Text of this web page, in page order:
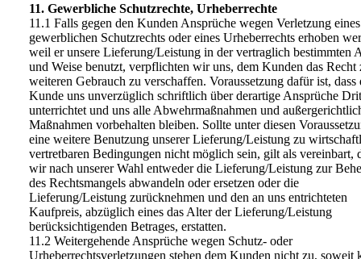
11. Gewerbliche Schutzrechte, Urheberrechte
11.1 Falls gegen den Kunden Ansprüche wegen Verletzung eines
gewerblichen Schutzrechts oder eines Urheberrechts erhoben
weil er unsere Lieferung/Leistung in der vertraglich bestimmten
und Weise benutzt, verpflichten wir uns, dem Kunden das Recht
weiteren Gebrauch zu verschaffen. Voraussetzung dafür ist, dass
Kunde uns unverzüglich schriftlich über derartige Ansprüche
unterrichtet und uns alle Abwehrmaßnahmen und
Maßnahmen vorbehalten bleiben. Sollte unter diesen
eine weitere Benutzung unserer Lieferung/Leistung zu
vertretbaren Bedingungen nicht möglich sein, gilt als vereinbart,
wir nach unserer Wahl entweder die Lieferung/Leistung zur
des Rechtsmangels abwandeln oder ersetzen oder die
Lieferung/Leistung zurücknehmen und den an uns entrichteten
Kaufpreis, abzüglich eines das Alter der Lieferung/Leistung
berücksichtigenden Betrages, erstatten.
11.2 Weitergehende Ansprüche wegen Schutz- oder
Urheberrechtsverletzungen stehen dem Kunden nicht zu, soweit